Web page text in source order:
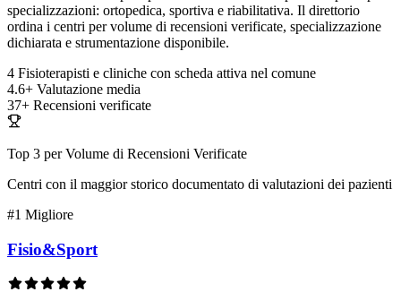
specializzazioni: ortopedica, sportiva e riabilitativa. Il direttorio
ordina i centri per volume di recensioni verificate, specializzazione
dichiarata e strumentazione disponibile.
4 Fisioterapisti e cliniche con scheda attiva nel comune
4.6+ Valutazione media
37+ Recensioni verificate
Top 3 per Volume di Recensioni Verificate
Centri con il maggior storico documentato di valutazioni dei pazienti
#1 Migliore
Fisio&Sport